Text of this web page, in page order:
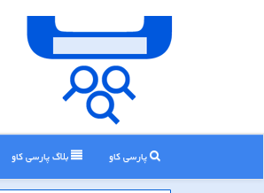
پارسی کاو بلاگ پارسی كاو